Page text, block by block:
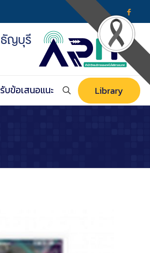
รับข้อเสนอแนะ Library